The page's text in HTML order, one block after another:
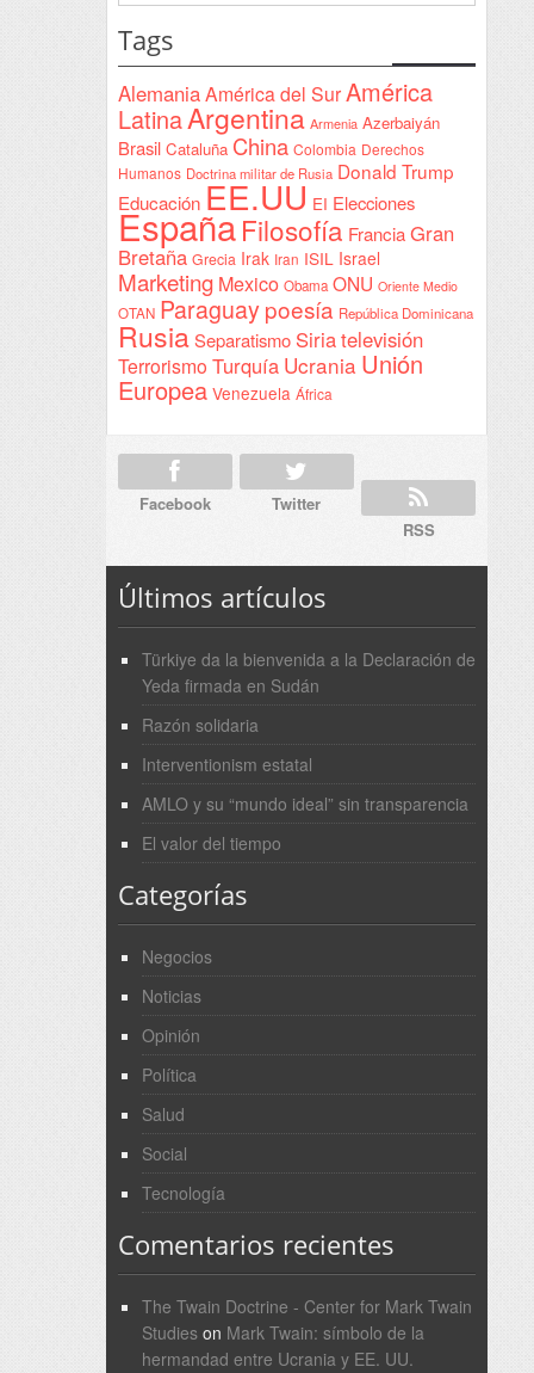
Yeda
en
Sudán
Tags
AlemaniaAmérica del SurAmérica
LatinaArgentina Armenia Azerbaiyán
Brasil Cataluña China Colombia Derechos
Humanos Doctrina militar de Rusia Donald Trump
EducaciónEE.UU EI Elecciones
España Filosofía Francia Gran
Bretaña Grecia Irak Iran ISIL Israel
Marketing Mexico Obama ONU Oriente Medio
OTAN Paraguay poesía República Dominicana
Rusia Separatismo Siriatelevisión
Terrorismo Turquía Ucrania Unión
Europea Venezuela África
Facebook
Twitter
RSS
Últimos artículos
Türkiye da la bienvenida a la Declaración de
Yeda firmada en Sudán
Razón solidaria
Interventionism estatal
AMLO y su “mundo ideal” sin transparencia
El valor del tiempo
Categorías
Negocios
Noticias
Opinión
Política
Salud
Social
Tecnología
Comentarios recientes
The Twain Doctrine - Center for Mark Twain
Studieson Mark Twain: símbolo de la
hermandad entre Ucrania y EE. UU.